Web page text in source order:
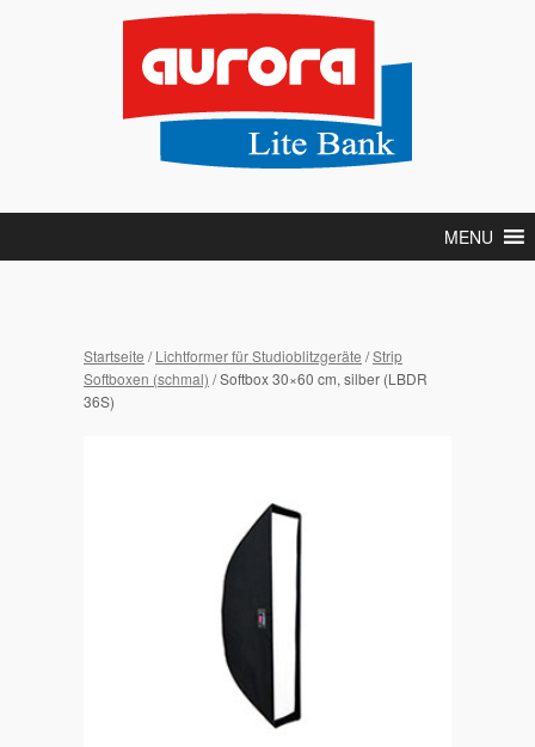
MENU
Startseite /Lichtformer für Studioblitzgeräte /Strip
Softboxen (schmal) / Softbox 30×60 cm, silber (LBDR
36S)